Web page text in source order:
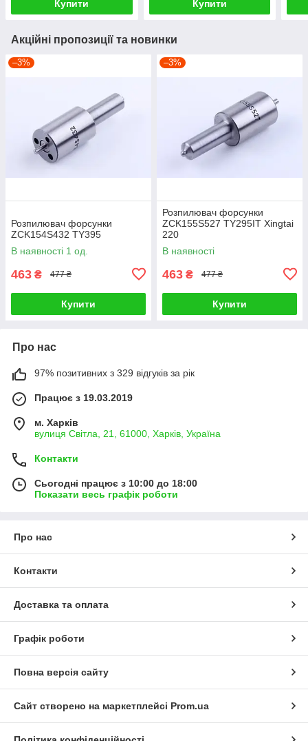
Купити Купити
Акційні пропозиції та новинки
–3%
Розпилювач форсунки
ZCK154S432 TY395
В наявності 1 од.
463 ₴ 477 ₴
Купити
–3%
Розпилювач форсунки
ZCK155S527 TY295IT Xingtai
220
В наявності
463 ₴ 477 ₴
Купити
Про нас
97% позитивних з 329 відгуків за рік
Працює з 19.03.2019
м. Харків
вулиця Світла, 21, 61000, Харків, Україна
Контакти
Сьогодні працює з 10:00 до 18:00
Показати весь графік роботи
Про нас
Контакти
Доставка та оплата
Графік роботи
Повна версія сайту
Сайт створено на маркетплейсі Prom.ua